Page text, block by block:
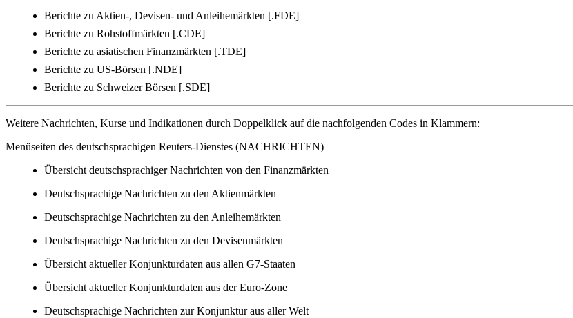
Berichte zu Aktien-, Devisen- und Anleihemärkten [.FDE]
Berichte zu Rohstoffmärkten [.CDE]
Berichte zu asiatischen Finanzmärkten [.TDE]
Berichte zu US-Börsen [.NDE]
Berichte zu Schweizer Börsen [.SDE]
Weitere Nachrichten, Kurse und Indikationen durch Doppelklick auf die nachfolgenden Codes in Klammern:
Menüseiten des deutschsprachigen Reuters-Dienstes (NACHRICHTEN)
Übersicht deutschsprachiger Nachrichten von den Finanzmärkten
Deutschsprachige Nachrichten zu den Aktienmärkten
Deutschsprachige Nachrichten zu den Anleihemärkten
Deutschsprachige Nachrichten zu den Devisenmärkten
Übersicht aktueller Konjunkturdaten aus allen G7-Staaten
Übersicht aktueller Konjunkturdaten aus der Euro-Zone
Deutschsprachige Nachrichten zur Konjunktur aus aller Welt